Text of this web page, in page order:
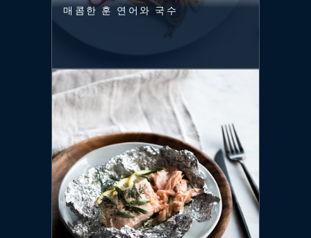
매콤한 훈 연어와 국수